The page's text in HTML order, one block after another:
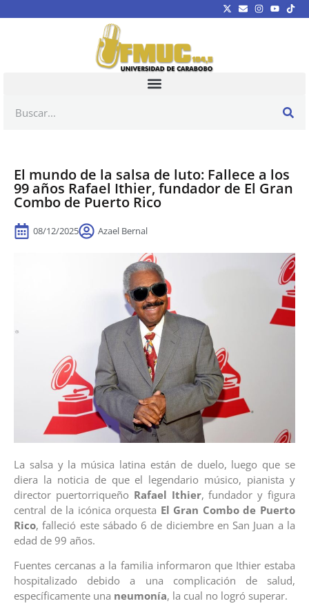
El mundo de la salsa de luto: Fallece a los
99 años Rafael Ithier, fundador de El Gran
Combo de Puerto Rico
08/12/2025 Azael Bernal
La salsa y la música latina están de duelo, luego que se
diera la noticia de que el legendario músico, pianista y
director puertorriqueño Rafael Ithier, fundador y figura
central de la icónica orquesta El Gran Combo de Puerto
Rico, falleció este sábado 6 de diciembre en San Juan a la
edad de 99 años.
Fuentes cercanas a la familia informaron que Ithier estaba
hospitalizado debido a una complicación de salud,
específicamente una neumonía, la cual no logró superar.